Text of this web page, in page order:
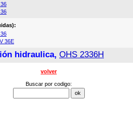
36E
hidraulica, OHS 2336H
volver
Buscar por codigo: